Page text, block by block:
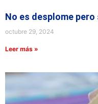
No es desplome
octubre 29, 2024
Leer más »